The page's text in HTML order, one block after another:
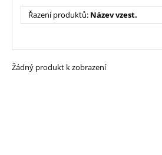
Řazení produktů: Název vzest.
Žádný produkt k zobrazení